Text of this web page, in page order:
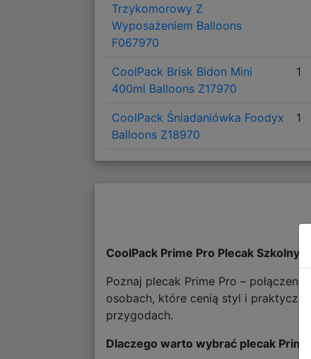
Trzykomorowy Z
Wyposażeniem Balloons
F067970
CoolPack Brisk Bidon Mini
400ml Balloons Z17970
1
CoolPack Śniadaniówka Foodyx
Balloons Z18970
1
CoolPack Prime Pro Plecak Szkolny
Poznaj plecak Prime Pro –
osobach, które cenią styl i
przygodach.
Dlaczego warto wybrać plecak Prime